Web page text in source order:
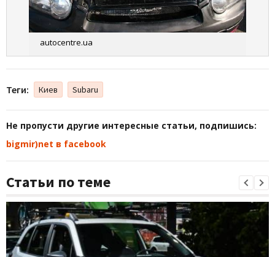
autocentre.ua
Теги: Киев Subaru
Не пропусти другие интересные статьи, подпишись:
bigmir)net в facebook
Статьи по теме